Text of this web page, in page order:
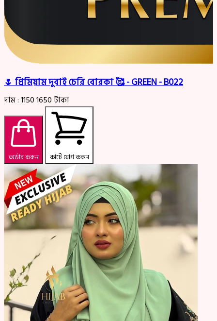
🌷 প্রিমিয়াম দুবাই চেরি বোরকা 🥰 - GREEN - B022
দাম :11501650টাকা
অর্ডার করুন কার্টে যোগ করুন